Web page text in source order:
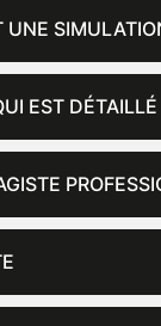
EST DÉTAILLÉ